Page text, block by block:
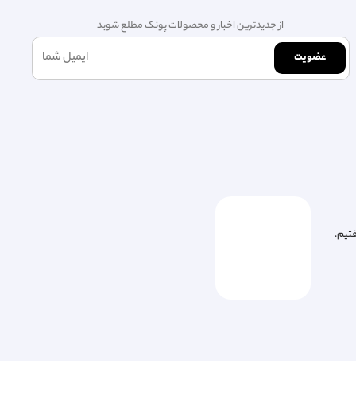
از جدیدترین اخبار و محصولات پونک مطلع شوید
عضویت